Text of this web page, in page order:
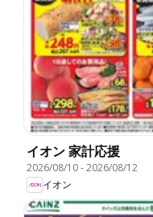
イオン 家計応援
2026/08/10-2026/08/12
イオン